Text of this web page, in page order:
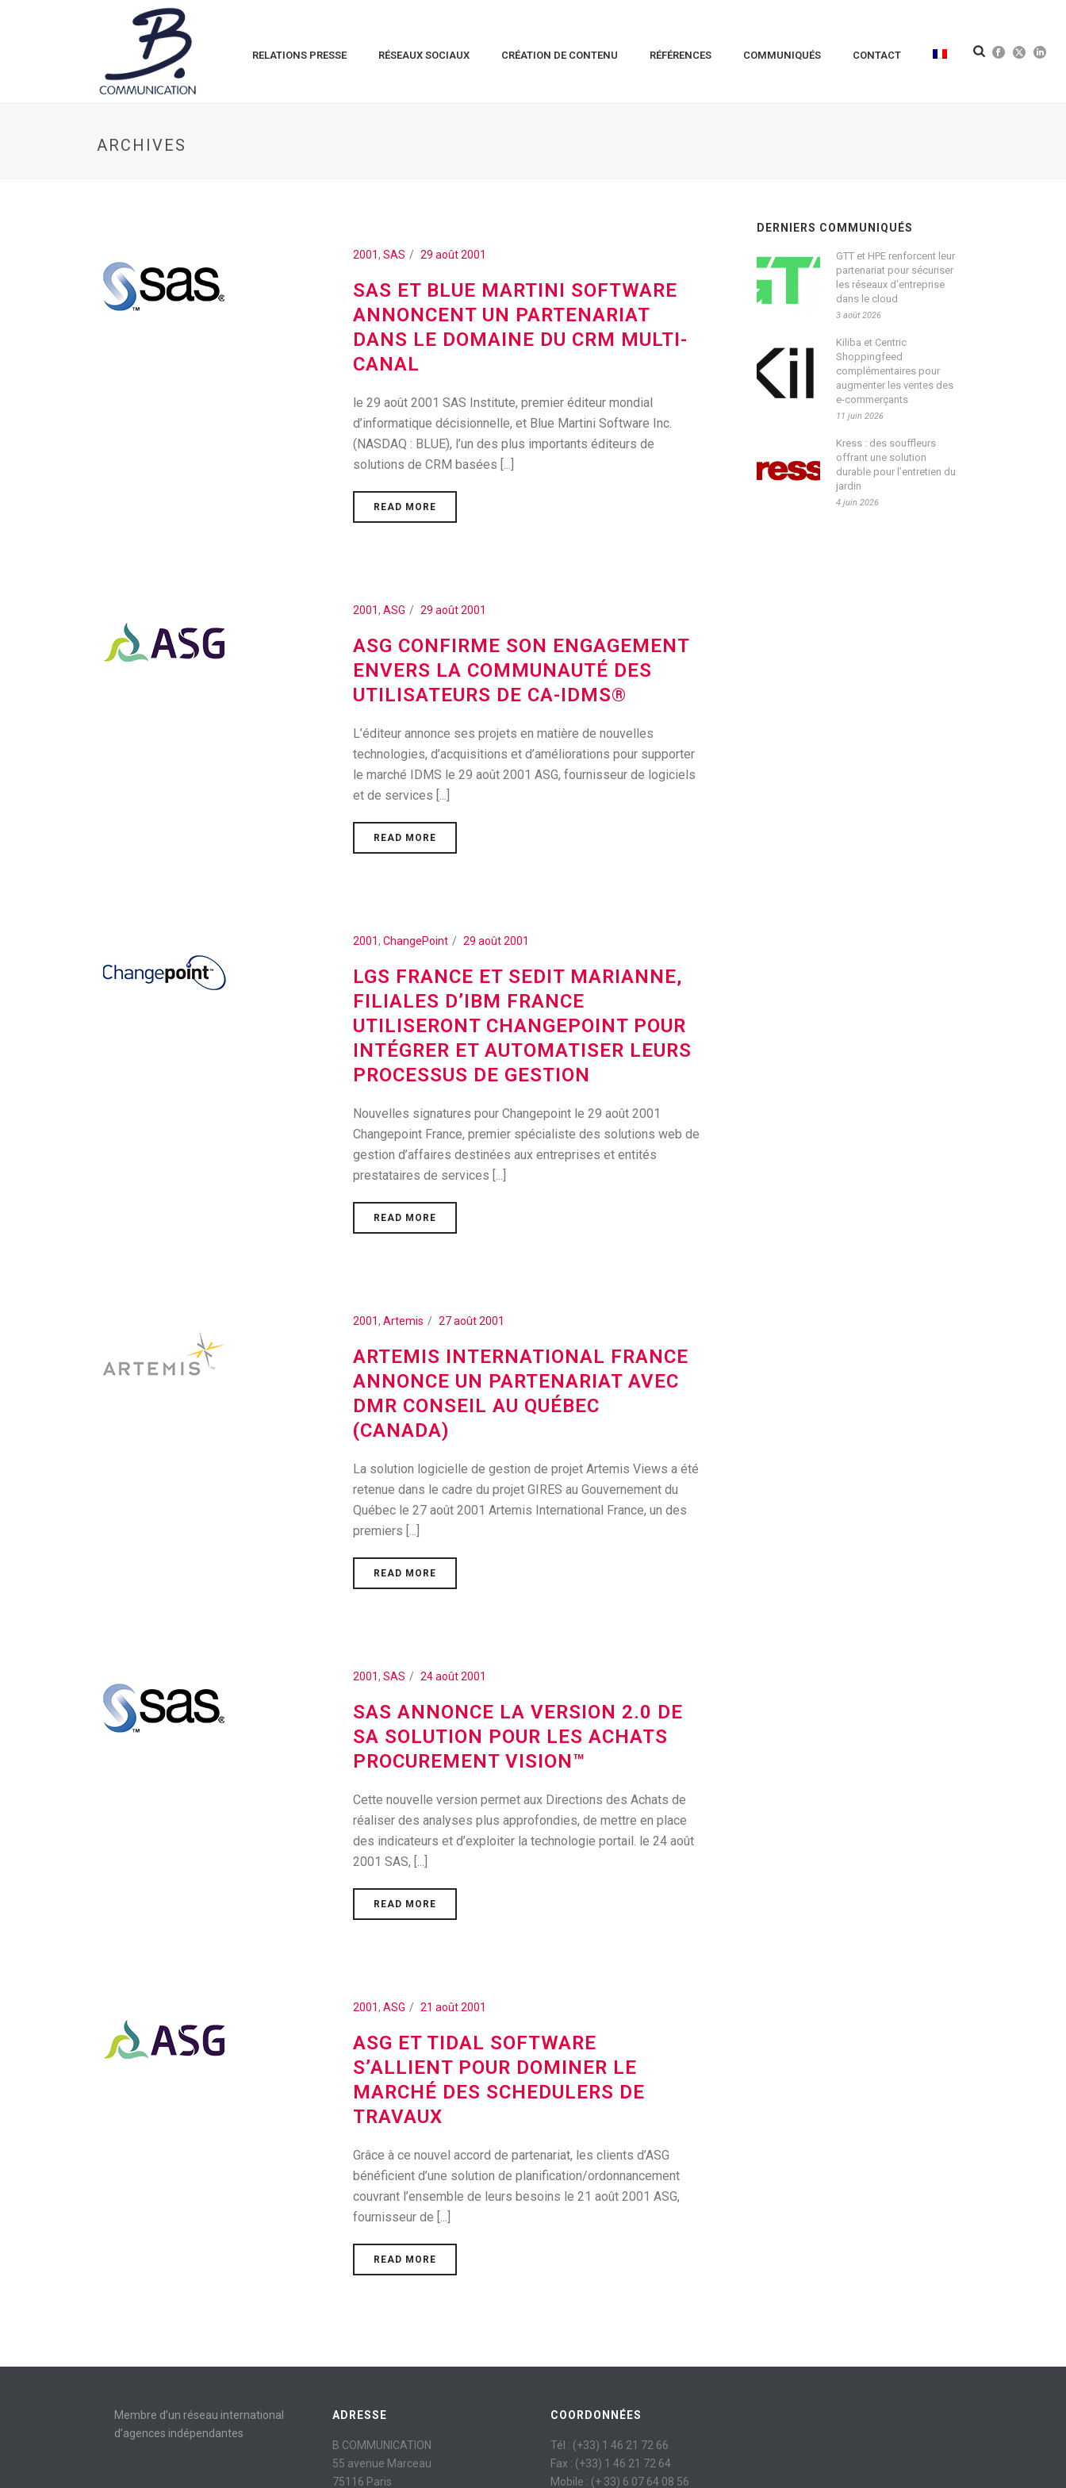
RELATIONS PRESSE RÉSEAUX SOCIAUX CRÉATION DE CONTENU RÉFÉRENCES COMMUNIQUÉS CONTACT
ARCHIVES
2001,SAS 29 août 2001
SAS ET BLUE MARTINI SOFTWARE
ANNONCENT UN PARTENARIAT
DANS LE DOMAINE DU CRM MULTI-
CANAL
le 29 août 2001 SAS Institute, premier éditeur mondial
d’informatique décisionnelle, et Blue Martini Software Inc.
(NASDAQ : BLUE), l’un des plus importants éditeurs de
solutions de CRM basées [...]
READ MORE
2001,ASG 29 août 2001
ASG CONFIRME SON ENGAGEMENT
ENVERS LA COMMUNAUTÉ DES
UTILISATEURS DE CA-IDMS®
L’éditeur annonce ses projets en matière de nouvelles
technologies, d’acquisitions et d’améliorations pour supporter
le marché IDMS le 29 août 2001 ASG, fournisseur de logiciels
et de services [...]
READ MORE
2001,ChangePoint 29 août 2001
LGS FRANCE ET SEDIT MARIANNE,
FILIALES D’IBM FRANCE
UTILISERONT CHANGEPOINT POUR
INTÉGRER ET AUTOMATISER LEURS
PROCESSUS DE GESTION
Nouvelles signatures pour Changepoint le 29 août 2001
Changepoint France, premier spécialiste des solutions web de
gestion d’affaires destinées aux entreprises et entités
prestataires de services [...]
READ MORE
2001,Artemis 27 août 2001
ARTEMIS INTERNATIONAL FRANCE
ANNONCE UN PARTENARIAT AVEC
DMR CONSEIL AU QUÉBEC
(CANADA)
La solution logicielle de gestion de projet Artemis Views a été
retenue dans le cadre du projet GIRES au Gouvernement du
Québec le 27 août 2001 Artemis International France, un des
premiers [...]
READ MORE
2001,SAS 24 août 2001
SAS ANNONCE LA VERSION 2.0 DE
SA SOLUTION POUR LES ACHATS
PROCUREMENT VISION™
Cette nouvelle version permet aux Directions des Achats de
réaliser des analyses plus approfondies, de mettre en place
des indicateurs et d’exploiter la technologie portail. le 24 août
2001 SAS, [...]
READ MORE
2001,ASG 21 août 2001
ASG ET TIDAL SOFTWARE
S’ALLIENT POUR DOMINER LE
MARCHÉ DES SCHEDULERS DE
TRAVAUX
Grâce à ce nouvel accord de partenariat, les clients d’ASG
bénéficient d’une solution de planification/ordonnancement
couvrant l’ensemble de leurs besoins le 21 août 2001 ASG,
fournisseur de [...]
READ MORE
DERNIERS COMMUNIQUÉS
GTT et HPE renforcent leur
partenariat pour sécuriser
les réseaux d’entreprise
dans le cloud
3 août 2026
Kiliba et Centric
Shoppingfeed
complémentaires pour
augmenter les ventes des
e-commerçants
11 juin 2026
Kress : des souffleurs
offrant une solution
durable pour l’entretien du
jardin
4 juin 2026
Membre d’un réseau international
d’agences indépendantes
ADRESSE
B COMMUNICATION
55 avenue Marceau
75116 Paris
COORDONNÉES
Tél : (+33) 1 46 21 72 66
Fax : (+33) 1 46 21 72 64
Mobile : (+ 33) 6 07 64 08 56